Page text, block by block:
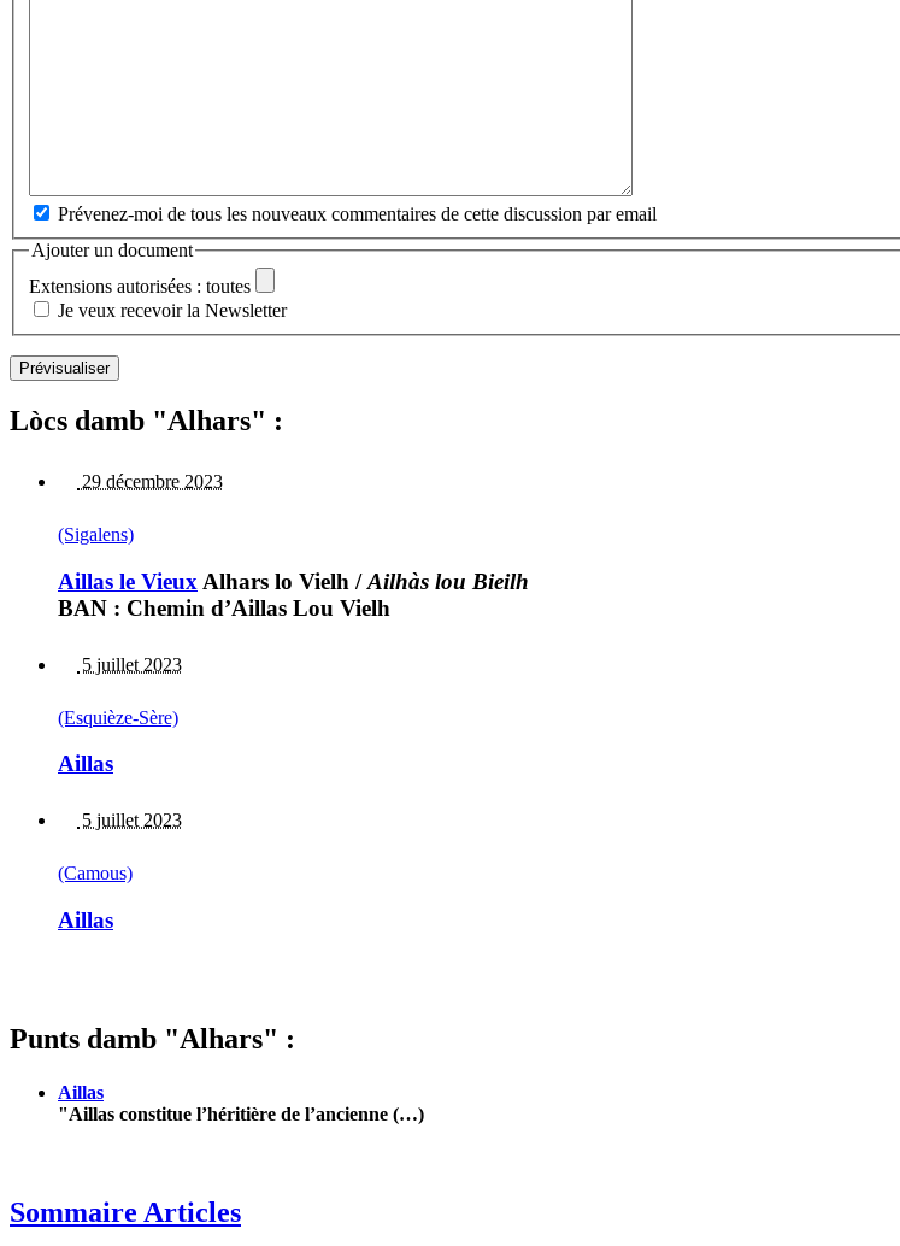
Prévenez-moi de tous les nouveaux commentaires de cette discussion par email
Ajouter un document
Extensions autorisées : toutes
Je veux recevoir la Newsletter
Lòcs damb "Alhars" :
29 décembre 2023
(Sigalens)
Aillas le Vieux Alhars lo Vielh /Ailhàs lou Bieilh
BAN : Chemin d’Aillas Lou Vielh
5 juillet 2023
(Esquièze-Sère)
Aillas
5 juillet 2023
(Camous)
Aillas
Punts damb "Alhars" :
Aillas
"Aillas constitue l’héritière de l’ancienne (…)
Sommaire Articles